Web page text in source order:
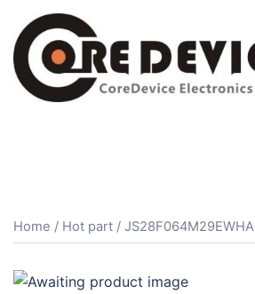
Home / Hot part / JS28F064M29EWHA